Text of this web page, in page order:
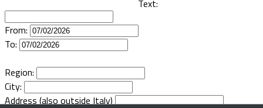
Projects
Documents
Text:
From:
To:
Region:
City:
Address (also outside Italy)